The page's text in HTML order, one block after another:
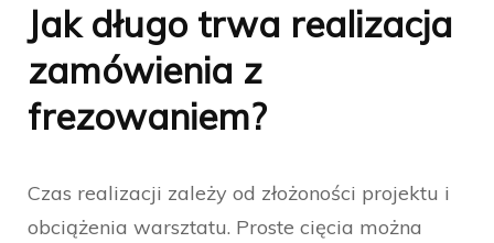
Jak długo trwa realizacja
zamówienia z
frezowaniem?
Czas realizacji zależy od złożoności projektu i
obciążenia warsztatu. Proste cięcia można